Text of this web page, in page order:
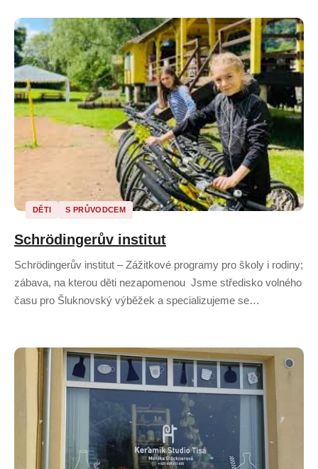
DĚTI S PRŮVODCEM
Schrödingerův institut
Schrödingerův institut – Zážitkové programy pro školy i rodiny;
zábava, na kterou děti nezapomenou Jsme středisko volného
času pro Šluknovský výběžek a specializujeme se…